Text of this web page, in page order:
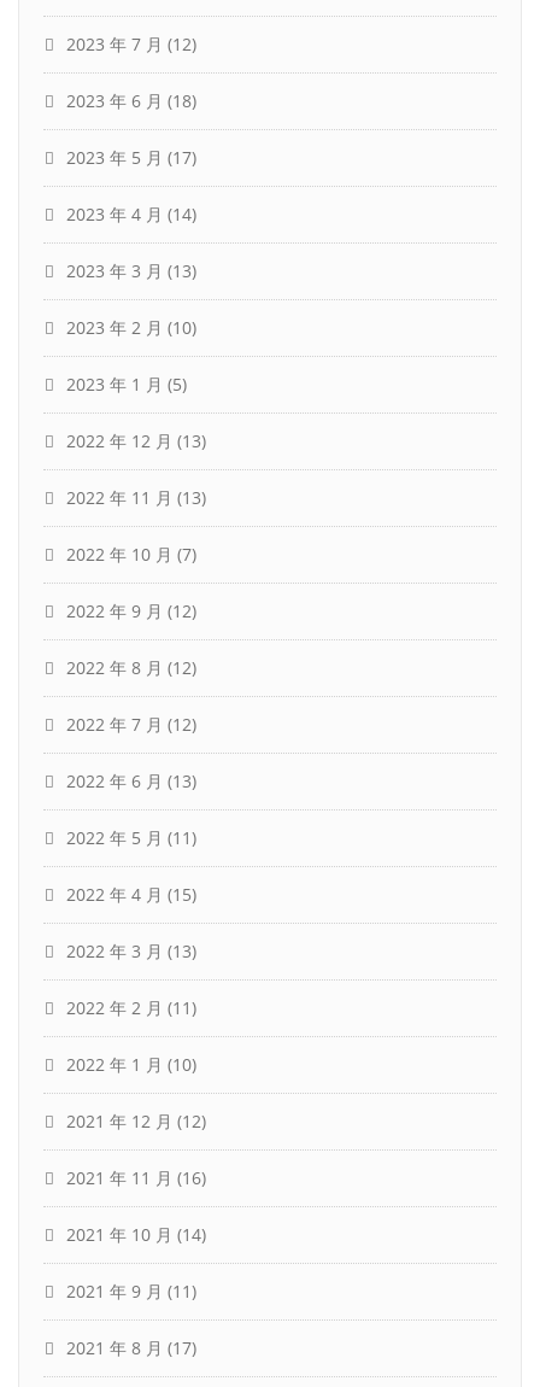
2023 年 7 月 (12)
2023 年 6 月 (18)
2023 年 5 月 (17)
2023 年 4 月 (14)
2023 年 3 月 (13)
2023 年 2 月 (10)
2023 年 1 月 (5)
2022 年 12 月 (13)
2022 年 11 月 (13)
2022 年 10 月 (7)
2022 年 9 月 (12)
2022 年 8 月 (12)
2022 年 7 月 (12)
2022 年 6 月 (13)
2022 年 5 月 (11)
2022 年 4 月 (15)
2022 年 3 月 (13)
2022 年 2 月 (11)
2022 年 1 月 (10)
2021 年 12 月 (12)
2021 年 11 月 (16)
2021 年 10 月 (14)
2021 年 9 月 (11)
2021 年 8 月 (17)